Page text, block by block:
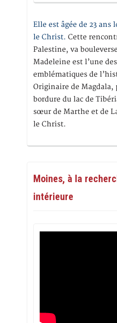
Elle est âgée de 23 ans
le Christ. Cette
Palestine, va
Madeleine est l’une
emblématiques de
Originaire de
bordure du lac de
sœur de Marthe et de
le Christ.
Moines, à la
intérieure